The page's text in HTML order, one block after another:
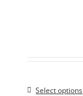
Select options